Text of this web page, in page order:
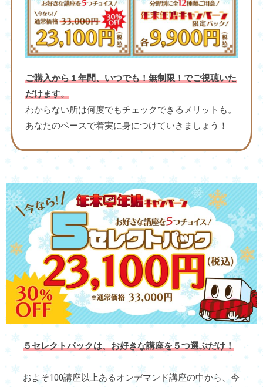
ご購入から１年間、いつでも！無制限！でご視聴いた
だけます。
わからない所は何度でもチェックできるメリットも。
あなたのペースで着実に身につけていきましょう！
５セレクトパックは、お好きな講座を５つ選ぶだけ！
およそ100講座以上あるオンデマンド講座の中から、今